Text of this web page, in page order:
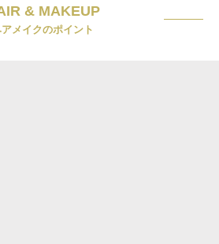
& MAKEUP
メイクのポイント